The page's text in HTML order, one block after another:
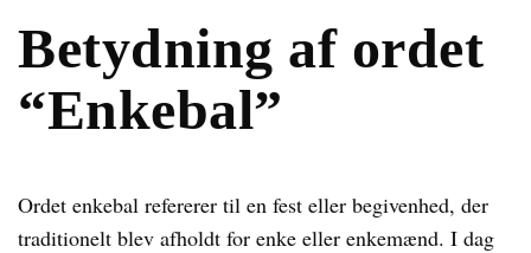
Betydning af ordet
“Enkebal”
Ordet enkebal refererer til en fest eller begivenhed, der
traditionelt blev afholdt for enke eller enkemænd. I dag